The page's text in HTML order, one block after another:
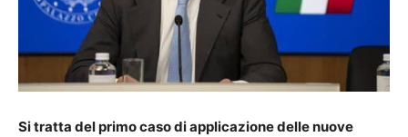
Si tratta del primo caso di applicazione delle nuove